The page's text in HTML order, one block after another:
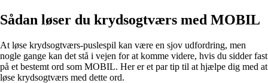
Sådan løser du krydsogtværs med MOBIL
At løse krydsogtværs-puslespil kan være en sjov udfordring, men
nogle gange kan det stå i vejen for at komme videre, hvis du sidder fast
på et bestemt ord som MOBIL. Her er et par tip til at hjælpe dig med at
løse krydsogtværs med dette ord.